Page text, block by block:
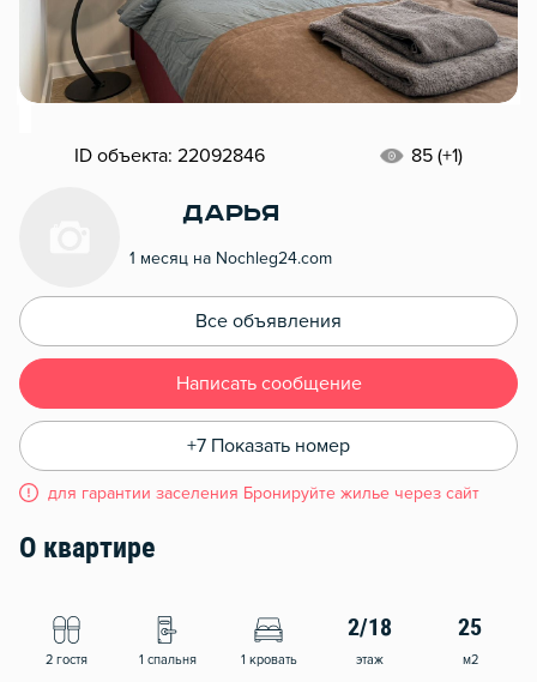
ID объекта: 22092846 85 (+1)
Дарья
1 месяц на Nochleg24.com
Все объявления
Написать сообщение
+7 Показать номер
для гарантии заселения Бронируйте жилье через сайт
О квартире
2 гостя 1 спальня 1 кровать
2/18
этаж
25
м2